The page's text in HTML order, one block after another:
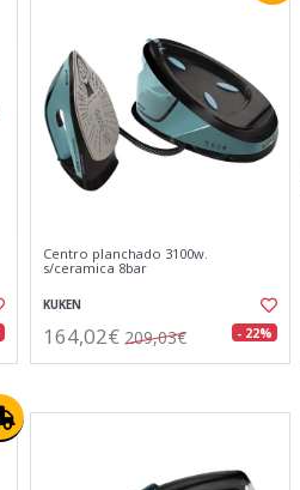
Centro planchado 3100w.
s/ceramica 8bar
KUKEN
164,02€ 209,03€ - 22%